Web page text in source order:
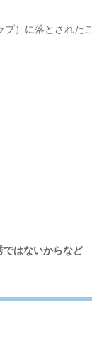
）に落とされたこ
ではないからなど